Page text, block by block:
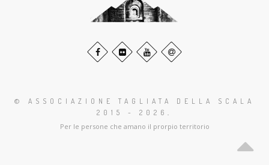
© ASSOCIAZIONE TAGLIATA DELLA SCALA
2015 - 2026 .
Per le persone che amano il prorpio territorio